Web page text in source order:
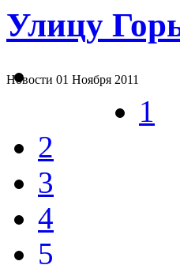
Улицу
Новости 01 Ноября 2011
1
2
3
4
5